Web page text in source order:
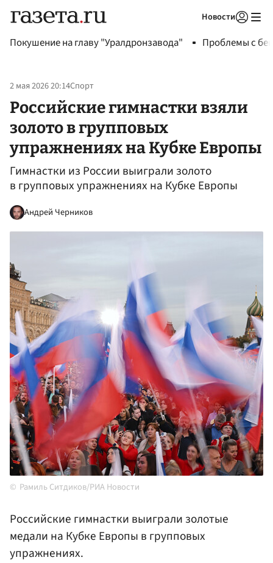
Новости
Покушение на главу "Уралдронзавода" Проблемы с
2 мая 2026 20:14Спорт
Российские гимнастки взяли
золото в групповых
упражнениях на Кубке Европы
Гимнастки из России выиграли золото
в групповых упражнениях на Кубке Европы
Андрей Черников
Рамиль Ситдиков/РИА Новости
Российские гимнастки выиграли золотые
медали на Кубке Европы в групповых
упражнениях.